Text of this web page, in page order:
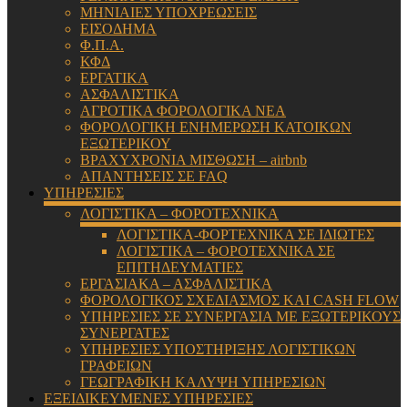
ΜΗΝΙΑΙΕΣ ΥΠΟΧΡΕΩΣΕΙΣ
ΕΙΣΟΔΗΜΑ
Φ.Π.Α.
ΚΦΔ
ΕΡΓΑΤΙΚΑ
ΑΣΦΑΛΙΣΤΙΚΑ
ΑΓΡΟΤΙΚΑ ΦΟΡΟΛΟΓΙΚΑ ΝΕΑ
ΦΟΡΟΛΟΓΙΚΗ ΕΝΗΜΕΡΩΣΗ ΚΑΤΟΙΚΩΝ
ΕΞΩΤΕΡΙΚΟΥ
ΒΡΑΧΥΧΡΟΝΙΑ ΜΙΣΘΩΣΗ – airbnb
ΑΠΑΝΤΗΣΕΙΣ ΣΕ FAQ
ΥΠΗΡΕΣΙΕΣ
ΛΟΓΙΣΤΙΚΑ – ΦΟΡΟΤΕΧΝΙΚΑ
ΛΟΓΙΣΤΙΚΑ-ΦΟΡΤΕΧΝΙΚΑ ΣΕ ΙΔΙΩΤΕΣ
ΛΟΓΙΣΤΙΚΑ – ΦΟΡΟΤΕΧΝΙΚΑ ΣΕ
ΕΠΙΤΗΔΕΥΜΑΤΙΕΣ
ΕΡΓΑΣΙΑΚΑ – ΑΣΦΑΛΙΣΤΙΚΑ
ΦΟΡΟΛΟΓΙΚΟΣ ΣΧΕΔΙΑΣΜΟΣ ΚΑΙ CASH FLOW
ΥΠΗΡΕΣΙΕΣ ΣΕ ΣΥΝΕΡΓΑΣΙΑ ΜΕ ΕΞΩΤΕΡΙΚΟΥΣ
ΣΥΝΕΡΓΑΤΕΣ
ΥΠΗΡΕΣΙΕΣ ΥΠΟΣΤΗΡΙΞΗΣ ΛΟΓΙΣΤΙΚΩΝ
ΓΡΑΦΕΙΩΝ
ΓΕΩΓΡΑΦΙΚΗ ΚΑΛΥΨΗ ΥΠΗΡΕΣΙΩΝ
ΕΞΕΙΔΙΚΕΥΜΕΝΕΣ ΥΠΗΡΕΣΙΕΣ